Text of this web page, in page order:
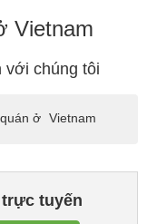
Vietnam
với chúng tôi
tuyến
ở Vietnam